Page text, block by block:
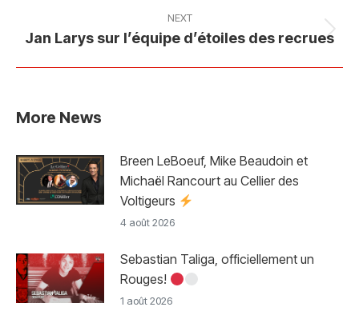
NEXT
Next
Jan Larys sur l’équipe d’étoiles des recrues
More News
Breen LeBoeuf, Mike Beaudoin et
Michaël Rancourt au Cellier des
Voltigeurs
4 août 2026
Sebastian Taliga, officiellement un
Rouges!
1 août 2026